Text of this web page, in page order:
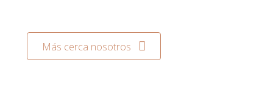
Más cerca nosotros